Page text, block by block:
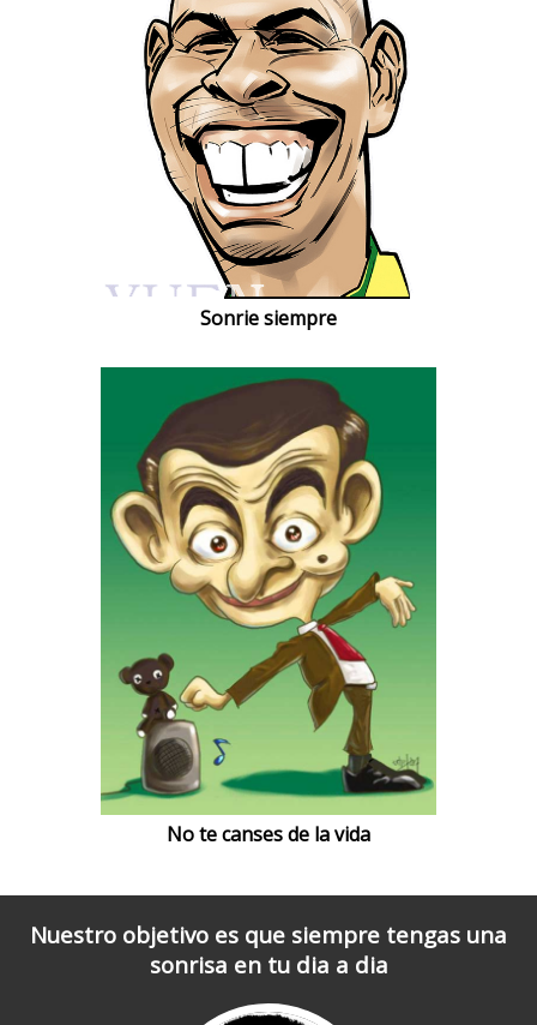
Sonrie siempre
No te canses de la vida
Nuestro objetivo es que siempre tengas una
sonrisa en tu dia a dia